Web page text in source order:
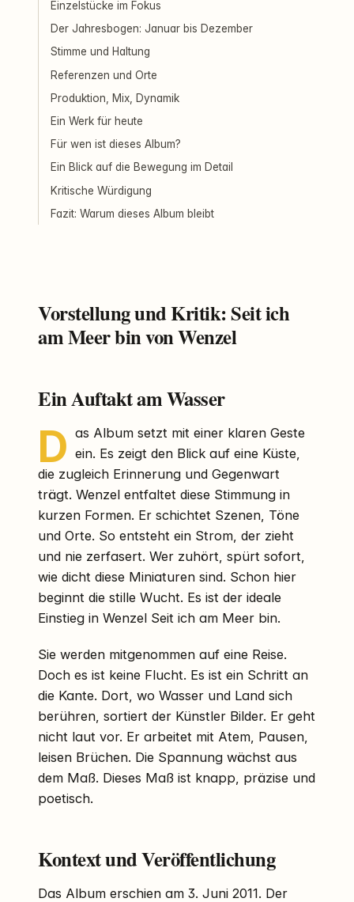
Einzelstücke im Fokus
Der Jahresbogen: Januar bis Dezember
Stimme und Haltung
Referenzen und Orte
Produktion, Mix, Dynamik
Ein Werk für heute
Für wen ist dieses Album?
Ein Blick auf die Bewegung im Detail
Kritische Würdigung
Fazit: Warum dieses Album bleibt
Vorstellung und Kritik: Seit ich
am Meer bin von Wenzel
Ein Auftakt am Wasser
D as Album setzt mit einer klaren Geste
ein. Es zeigt den Blick auf eine Küste,
die zugleich Erinnerung und Gegenwart
trägt. Wenzel entfaltet diese Stimmung in
kurzen Formen. Er schichtet Szenen, Töne
und Orte. So entsteht ein Strom, der zieht
und nie zerfasert. Wer zuhört, spürt sofort,
wie dicht diese Miniaturen sind. Schon hier
beginnt die stille Wucht. Es ist der ideale
Einstieg in Wenzel Seit ich am Meer bin.
Sie werden mitgenommen auf eine Reise.
Doch es ist keine Flucht. Es ist ein Schritt an
die Kante. Dort, wo Wasser und Land sich
berühren, sortiert der Künstler Bilder. Er geht
nicht laut vor. Er arbeitet mit Atem, Pausen,
leisen Brüchen. Die Spannung wächst aus
dem Maß. Dieses Maß ist knapp, präzise und
poetisch.
Kontext und Veröffentlichung
Das Album erschien am 3. Juni 2011. Der